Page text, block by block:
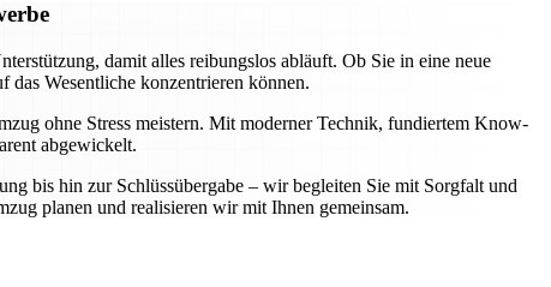
damit alles reibungslos abläuft. Ob Sie in eine neue
das Wesentliche konzentrieren können.
ohne Stress meistern. Mit moderner Technik, fundiertem Know-
abgewickelt.
bis hin zur Schlüssübergabe – wir begleiten Sie mit Sorgfalt und
planen und realisieren wir mit Ihnen gemeinsam.